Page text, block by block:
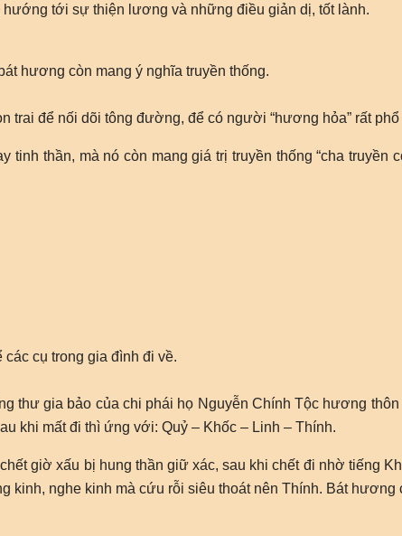
tới sự thiện lương và những điều giản dị, tốt lành.
hương còn mang ý nghĩa truyền thống.
để nối dõi tông đường, để có người “hương hỏa” rất phổ
thần, mà nó còn mang giá trị truyền thống “cha truyền
cụ trong gia đình đi về.
thư gia bảo của chi phái họ Nguyễn Chính Tộc hương
khi mất đi thì ứng với: Quỷ – Khốc – Linh – Thính.
giờ xấu bị hung thần giữ xác, sau khi chết đi nhờ tiếng
kinh, nghe kinh mà cứu rỗi siêu thoát nên Thính. Bát